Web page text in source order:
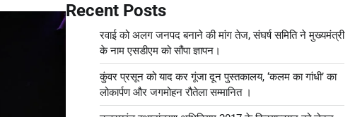
Recent Posts
रवाई को अलग जनपद बनाने की मांग तेज, संघर्ष समिति ने मुख्यमंत्री
के नाम एसडीएम को सौंपा ज्ञापन।
कुंवर प्रसून को याद कर गूंजा दून पुस्तकालय, ‘कलम का गांधी’ का
लोकार्पण और जगमोहन रौतेला सम्मानित ।